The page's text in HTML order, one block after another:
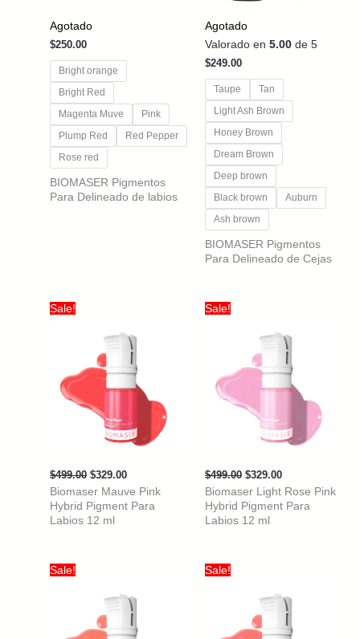
Agotado
$250.00
Bright orange
Bright Red
Magenta Muve
Pink
Plump Red
Red Pepper
Rose red
BIOMASER Pigmentos
Para Delineado de labios
Agotado
Valorado en 5.00 de 5
$249.00
Taupe
Tan
Light Ash Brown
Honey Brown
Dream Brown
Deep brown
Black brown
Auburn
Ash brown
BIOMASER Pigmentos
Para Delineado de Cejas
Sale!
$499.00 Original
was:
$499.00.
$329.00Current
is:
$329.00.
Biomaser Mauve Pink
Hybrid Pigment Para
Labios 12 ml
Sale!
$499.00 Original
was:
$499.00.
$329.00Current
is:
$329.00.
Biomaser Light Rose Pink
Hybrid Pigment Para
Labios 12 ml
Sale! Sale!